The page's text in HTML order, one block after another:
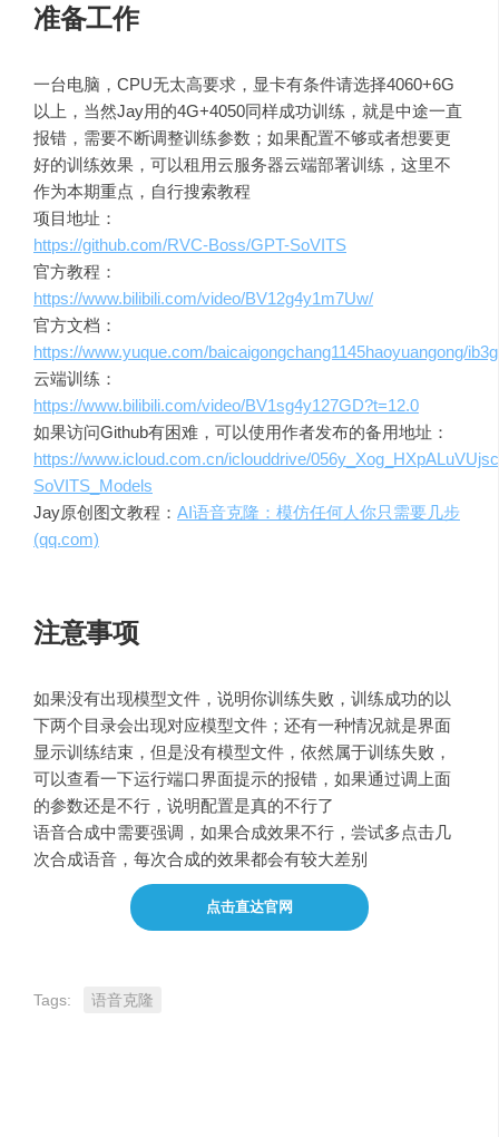
准备工作
一台电脑，CPU无太高要求，显卡有条件请选择4060+6G
以上，当然Jay用的4G+4050同样成功训练，就是中途一直
报错，需要不断调整训练参数； 如果配置不够或者想要更
好的训练效果，可以租用云服务器云端部署训练，这里不
作为本期重点，自行搜索教程
项目地址：
https://github.com/RVC-Boss/GPT-SoVITS
官方教程：
https://www.bilibili.com/video/BV12g4y1m7Uw/
官方文档：
https://www.yuque.com/baicaigongchang1145haoyuangong/
云端训练：
https://www.bilibili.com/video/BV1sg4y127GD?t=12.0
如果访问Github有困难，可以使用作者发布的备用地址：
https://www.icloud.com.cn/iclouddrive/
SoVITS_Models
Jay原创图文教程： AI语音克隆：模仿任何人你只需要几步
(qq.com)
注意事项
如果没有出现模型文件， 说明你训练失败 ，训练成功的以
下两个目录会出现对应模型文件； 还有一种情况就是界面
显示训练结束，但是没有模型文件，依然属于训练失败，
可以查看一下运行端口界面提示的报错，如果通过调上面
的参数还是不行，说明配置是真的不行了
语音合成中需要强调， 如果合成效果不行，尝试多点击几
次合成语音，每次合成的效果都会有较大差别
点击直达官网
Tags: 语音克隆